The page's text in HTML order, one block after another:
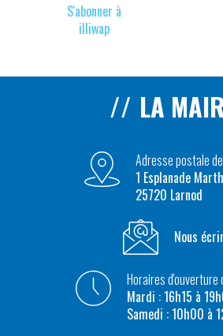
S'abonner à
illiwap
LA
Adresse postale
1 Esplanade
25720 Larnod
Nous
Horaires d'ouverture
Mardi : 16h15 à
Samedi : 10h00 à